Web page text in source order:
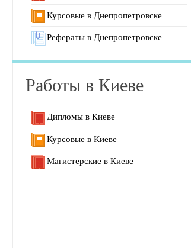
Курсовые в Днепропетровске
Рефераты в Днепропетровске
Работы в Киеве
Дипломы в Киеве
Курсовые в Киеве
Магистерские в Киеве